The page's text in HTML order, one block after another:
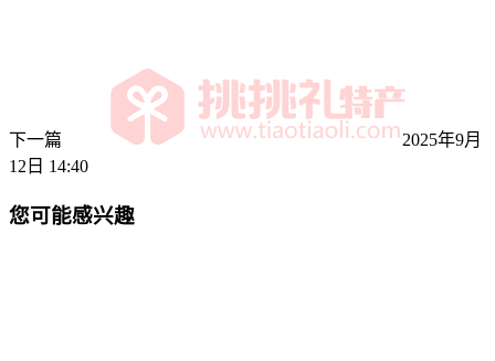
下一篇
2025年9月
12日 14:40
您可能感兴趣